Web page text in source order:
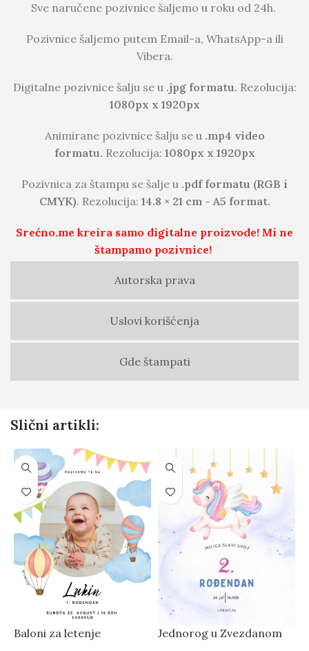
Autorska prava
Uslovi korišćenja
Gde štampati
Sve naručene pozivnice šaljemo u roku od 24h.
Pozivnice šaljemo putem Email-a, WhatsApp-a ili
Vibera.
Digitalne pozivnice šalju se u .jpg formatu. Rezolucija:
1080px x 1920px
Animirane pozivnice šalju se u .mp4 video
formatu. Rezolucija: 1080px x 1920px
Pozivnica za štampu se šalje u .pdf formatu (RGB i
CMYK). Rezolucija: 14.8 × 21 cm - A5 format.
Srećno.me kreira samo digitalne proizvode! Mi ne
štampamo pozivnice!
Slični artikli:
Baloni za letenje
Jednorog u Zvezdanom